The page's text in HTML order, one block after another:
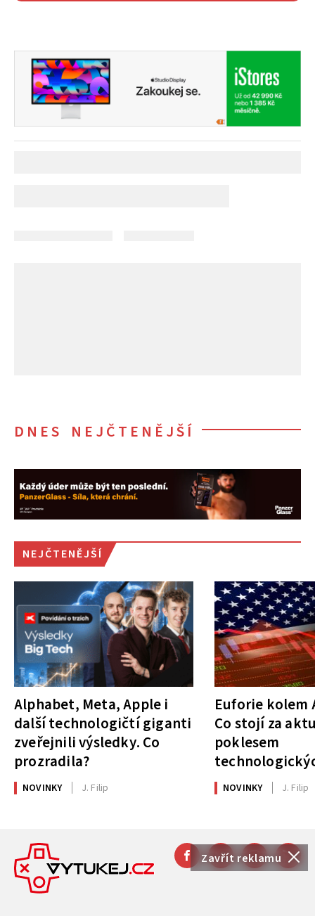
Zavřít reklamu
DNES NEJČTENĚJŠÍ
NEJČTENĚJŠÍ
Alphabet, Meta, Apple i
další technologičtí giganti
zveřejnili výsledky. Co
prozradila?
NOVINKY J. Filip
Euforie kolem
Co stojí za
poklesem
NOVINKY J. Filip